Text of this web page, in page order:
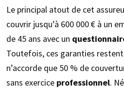
Le principal atout de cet
couvrir jusqu’à 600 000 € à un
de 45 ans avec un
Toutefois, ces garanties
n’accorde que 50 % de
sans exercice professionnel.